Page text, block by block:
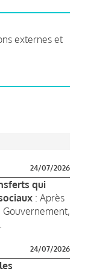
externes et
24/07/2026
qui
: Après
Gouvernement,
24/07/2026